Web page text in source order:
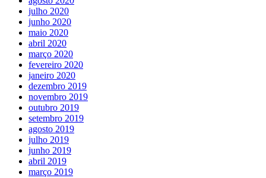
julho 2020
junho 2020
maio 2020
abril 2020
março 2020
fevereiro 2020
janeiro 2020
dezembro 2019
novembro 2019
outubro 2019
setembro 2019
agosto 2019
julho 2019
junho 2019
abril 2019
março 2019